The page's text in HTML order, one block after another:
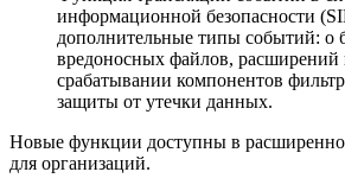
информационной безопасности
дополнительные типы событий: о
вредоносных файлов,
срабатывании компонентов
защиты от утечки данных.
Новые функции доступны в
для организаций.